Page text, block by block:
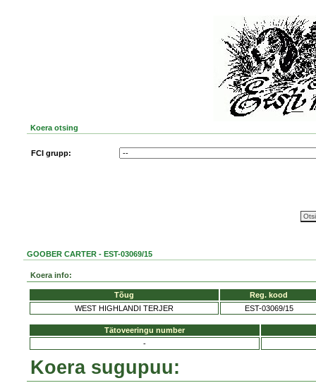
Koera otsing
FCI grupp:
GOOBER CARTER - EST-03069/15
Koera info:
Tõug
Reg. kood
WEST HIGHLANDI TERJER
EST-03069/15
Tätoveeringu number
-
Koera sugupuu: